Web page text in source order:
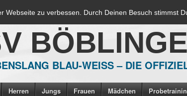
zu verbessen. Durch Deinen Besuch stimmst
BLAU-WEISS – DIE
Herren Jungs Frauen Mädchen